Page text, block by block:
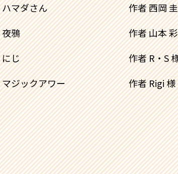
ハマダさん 作者 西岡 圭
夜鴉 作者 山本 彩友
にじ 作者 R・S
マジックアワー 作者 Rigi 様